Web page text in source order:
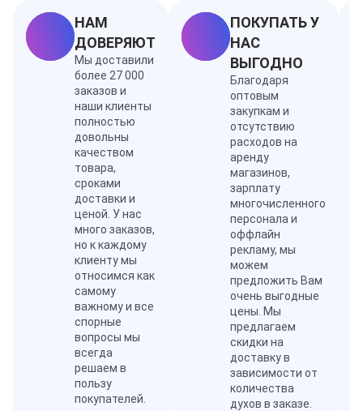
Ноты кипарис, тмин, мед, шафран, мускус, кожа
НАМ
ДОВЕРЯЮТ
Мы доставили
более 27 000
заказов и
наши клиенты
полностью
довольны
качеством
товара,
сроками
доставки и
ценой. У нас
много заказов,
но к каждому
клиенту мы
относимся как
самому
важному и все
спорные
вопросы мы
всегда
решаем в
пользу
покупателей.
ПОКУПАТЬ У
НАС
ВЫГОДНО
Благодаря
оптовым
закупкам и
отсутствию
расходов на
аренду
магазинов,
зарплату
многочисленного
персонала и
оффлайн
рекламу, мы
можем
предложить Вам
очень выгодные
цены. Мы
предлагаем
скидки на
доставку в
зависимости от
количества
духов в заказе.